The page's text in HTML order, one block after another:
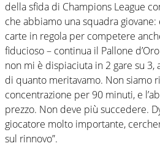
della sfida di Champions League
che abbiamo una squadra
carte in regola per competere
fiducioso – continua il Pallone
non mi è dispiaciuta in 2 gare su
di quanto meritavamo. Non siamo
concentrazione per 90 minuti, e
prezzo. Non deve più succedere.
giocatore molto importante,
sul rinnovo”.